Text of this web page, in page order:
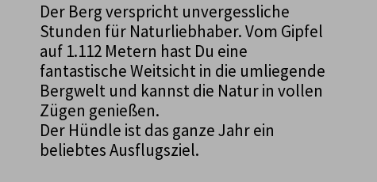
Der Berg verspricht unvergessliche
Stunden für Naturliebhaber. Vom Gipfel
auf 1.112 Metern hast Du eine
fantastische Weitsicht in die umliegende
Bergwelt und kannst die Natur in vollen
Zügen genießen.
Der Hündle ist das ganze Jahr ein
beliebtes Ausflugsziel.